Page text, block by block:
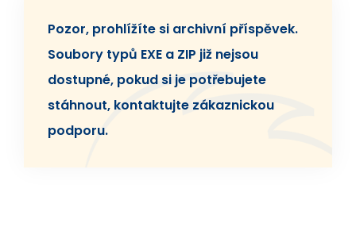
Pozor, prohlížíte si archivní příspěvek.
Soubory typů EXE a ZIP již nejsou
dostupné, pokud si je potřebujete
stáhnout, kontaktujte zákaznickou
podporu.